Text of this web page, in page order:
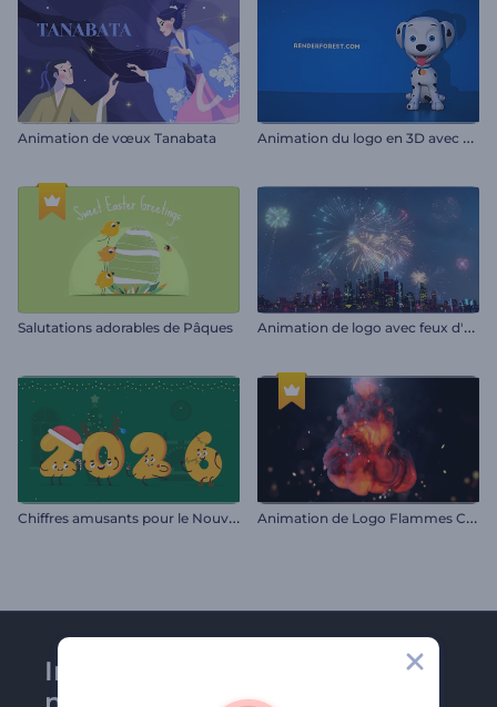
Animation de vœux Tanabata A
nimation du logo en 3D avec un chien de dessin animé
Salutations adorables de Pâques A
nimation de logo avec feux d'artifice
C
hiffres amusants pour le Nouvel An A
nimation de Logo Flammes Cinématographiques
Inscrivez-vous à la